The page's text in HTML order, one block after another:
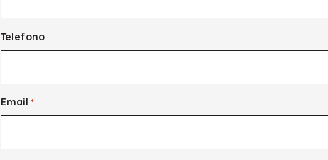
Telefono
Email *